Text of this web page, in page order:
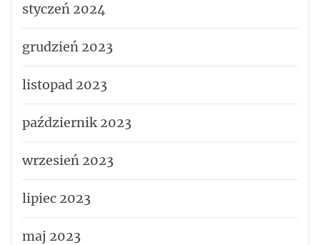
styczeń 2024
grudzień 2023
listopad 2023
październik 2023
wrzesień 2023
lipiec 2023
maj 2023